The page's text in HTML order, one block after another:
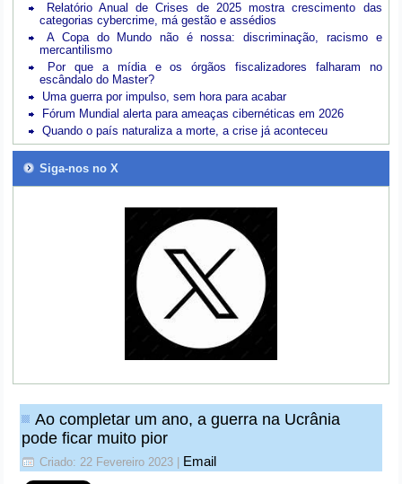
Relatório Anual de Crises de 2025 mostra crescimento das
categorias cybercrime, má gestão e assédios
A Copa do Mundo não é nossa: discriminação, racismo e
mercantilismo
Por que a mídia e os órgãos fiscalizadores falharam no
escândalo do Master?
Uma guerra por impulso, sem hora para acabar
Fórum Mundial alerta para ameaças cibernéticas em 2026
Quando o país naturaliza a morte, a crise já aconteceu
Siga-nos no X
Ao completar um ano, a guerra na Ucrânia
pode ficar muito pior
Criado: 22 Fevereiro 2023 Email